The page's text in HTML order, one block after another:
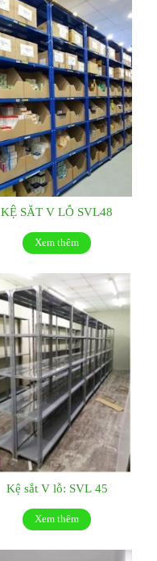
KỆ SẮT V LỖ SVL48
Xem thêm
Kệ sắt V lỗ: SVL 45
Xem thêm